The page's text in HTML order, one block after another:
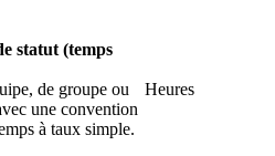
statut (temps
de groupe ou
une convention
à taux simple.
Heures